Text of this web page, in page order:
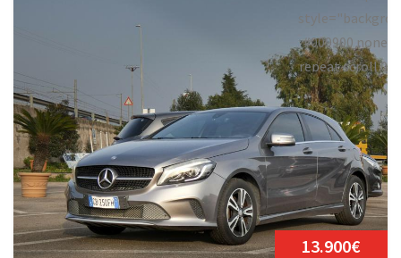
#009900 none
repeat scroll 0
13.900€